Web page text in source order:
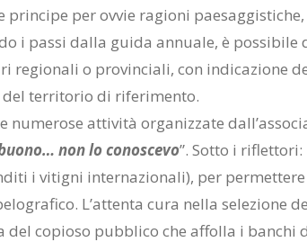
prin­ci­pe per ov­vie ra­gio­ni
i pas­si dal­la gui­da an­nua­le, è
re­gio­na­li o pro­vin­cia­li, con in­di­ca­zio­ne
ter­ri­to­rio di ri­fe­ri­men­to.
nu­me­ro­se at­ti­vi­tà or­ga­niz­za­te
non lo co­no­sce­vo”. Sot­to i
i vi­ti­gni in­ter­na­zio­na­li), per
L’at­ten­ta cura nel­la se­le­zio­ne
del co­pio­so pub­bli­co che af­fol­la i ban­chi